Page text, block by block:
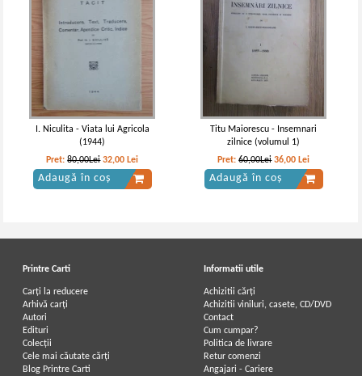
I. Niculita - Viata lui Agricola
(1944)
Pret:80,00Lei 32,00 Lei
Adaugă în coș
Titu Maiorescu - Insemnari
zilnice (volumul 1)
Pret:60,00Lei 36,00 Lei
Adaugă în coș
Printre Carti
Carți la reducere
Arhivă carți
Autori
Edituri
Colecții
Cele mai căutate cărți
Blog Printre Carti
Informatii utile
Achizitii cărți
Achizitii viniluri, casete, CD/DVD
Contact
Cum cumpar?
Politica de livrare
Retur comenzi
Angajari - Cariere